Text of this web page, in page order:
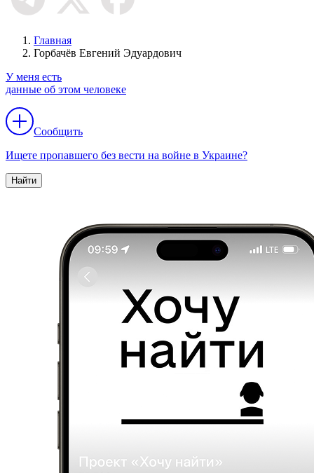
Главная
Горбачёв Евгений Эдуардович
У меня есть
данные об этом человеке
Сообщить
Ищете пропавшего без вести на войне в Украине?
Найти